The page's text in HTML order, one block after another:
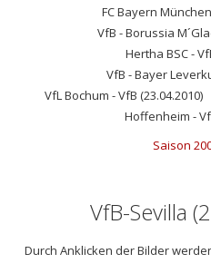
FC Bayern
VfB - Borussia
Hertha BSC -
VfB - Bayer
VfL Bochum - VfB (23.04.2010)
Hoffenheim -
Saison
VfB-Sevilla
Durch Anklicken der Bilder